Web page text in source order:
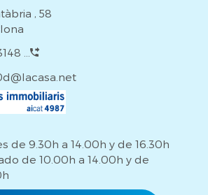
, 58
...
de 9.30h a 14.00h y de 16.30h
de 10.00h a 14.00h y de